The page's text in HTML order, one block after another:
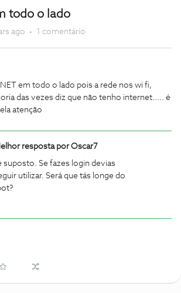
todo o lado
ago 1 comentário
em todo o lado pois a rede nos wi fi,
das vezes diz que não tenho internet..... é
atenção
resposta porOscar7
suposto. Se fazes login devias
utilizar. Será que tás longe do